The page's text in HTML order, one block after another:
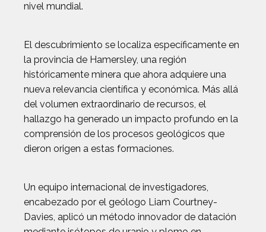
nivel mundial.
El descubrimiento se localiza específicamente en
la provincia de Hamersley, una región
históricamente minera que ahora adquiere una
nueva relevancia científica y económica. Más allá
del volumen extraordinario de recursos, el
hallazgo ha generado un impacto profundo en la
comprensión de los procesos geológicos que
dieron origen a estas formaciones.
Un equipo internacional de investigadores,
encabezado por el geólogo Liam Courtney-
Davies, aplicó un método innovador de datación